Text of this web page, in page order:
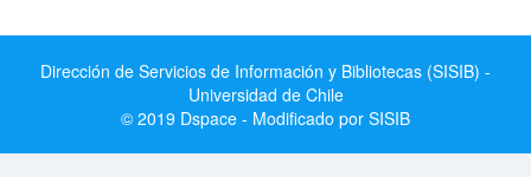
Dirección de Servicios de Información y Bibliotecas (SISIB) -
Universidad de Chile
© 2019 Dspace - Modificado por SISIB